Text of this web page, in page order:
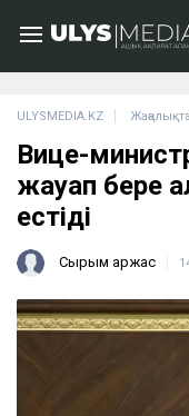
ULYSMEDIA.KZ
Вице-
жауап бере
естіді
Сырым Қаржас